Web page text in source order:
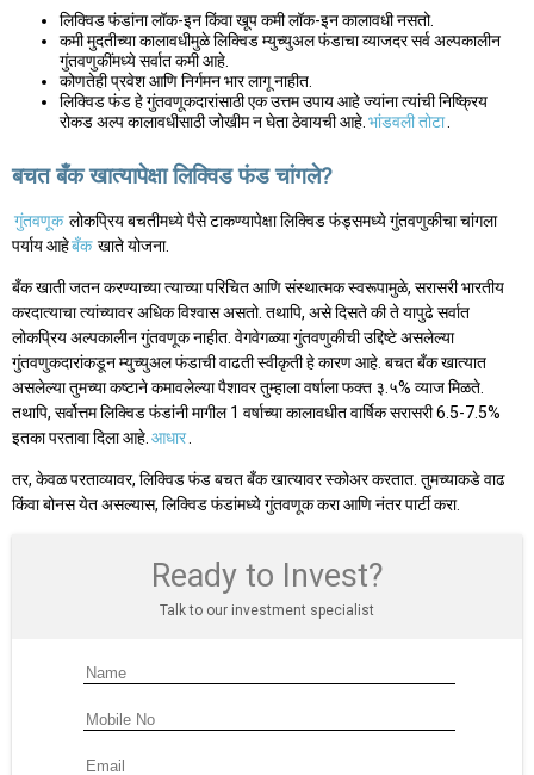
लिक्विड फंडांना लॉक-इन किंवा खूप कमी लॉक-इन कालावधी नसतो.
कमी मुदतीच्या कालावधीमुळे लिक्विड म्युच्युअल फंडाचा व्याजदर सर्व अल्पकालीन
गुंतवणुकींमध्ये सर्वात कमी आहे.
कोणतेही प्रवेश आणि निर्गमन भार लागू नाहीत.
लिक्विड फंड हे गुंतवणूकदारांसाठी एक उत्तम उपाय आहे ज्यांना त्यांची निष्क्रिय
रोकड अल्प कालावधीसाठी जोखीम न घेता ठेवायची आहे. भांडवली तोटा
बचत बँक खात्यापेक्षा लिक्विड फंड चांगले?
गुंतवणूक लोकप्रिय बचतीमध्ये पैसे टाकण्यापेक्षा लिक्विड फंड्समध्ये गुंतवणुकीचा चांगला
पर्याय आहेबँक खाते योजना.
बँक खाती जतन करण्याच्या त्याच्या परिचित आणि संस्थात्मक स्वरूपामुळे, सरासरी भारतीय
करदात्याचा त्यांच्यावर अधिक विश्वास असतो. तथापि, असे दिसते की ते यापुढे सर्वात
लोकप्रिय अल्पकालीन गुंतवणूक नाहीत. वेगवेगळ्या गुंतवणुकीची उद्दिष्टे असलेल्या
गुंतवणुकदारांकडून म्युच्युअल फंडाची वाढती स्वीकृती हे कारण आहे. बचत बँक खात्यात
असलेल्या तुमच्या कष्टाने कमावलेल्या पैशावर तुम्हाला वर्षाला फक्त ३.५% व्याज मिळते.
तथापि, सर्वोत्तम लिक्विड फंडांनी मागील 1 वर्षाच्या कालावधीत वार्षिक सरासरी 6.5-7.5%
इतका परतावा दिला आहे. आधार
तर, केवळ परताव्यावर, लिक्विड फंड बचत बँक खात्यावर स्कोअर करतात. तुमच्याकडे वाढ
किंवा बोनस येत असल्यास, लिक्विड फंडांमध्ये गुंतवणूक करा आणि नंतर पार्टी करा.
Ready to Invest?
Talk to our investment specialist